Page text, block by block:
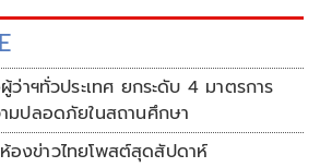
ว่าฯทั่วประเทศ ยกระดับ 4 มาตรการ
มปลอดภัยในสถานศึกษา
องข่าวไทยโพสต์สุดสัปดาห์